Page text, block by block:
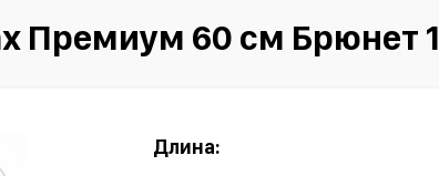
Премиум 60 см Брюнет 1
Длина: